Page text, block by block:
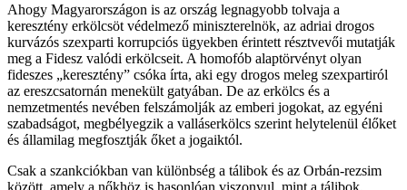
Ahogy Magyarországon is az ország legnagyobb tolvaja a
keresztény erkölcsöt védelmező miniszterelnök, az adriai drogos
kurvázós szexparti korrupciós ügyekben érintett résztvevői mutatják
meg a Fidesz valódi erkölcseit. A homofób alaptörvényt olyan
fideszes „keresztény” csóka írta, aki egy drogos meleg szexpartiról
az ereszcsatornán menekült gatyában. De az erkölcs és a
nemzetmentés nevében felszámolják az emberi jogokat, az egyéni
szabadságot, megbélyegzik a valláserkölcs szerint helytelenül élőket
és államilag megfosztják őket a jogaiktól.
Csak a szankciókban van különbség a tálibok és az Orbán-rezsim
között, amely a nőkhöz is hasonlóan viszonyul, mint a tálibok,